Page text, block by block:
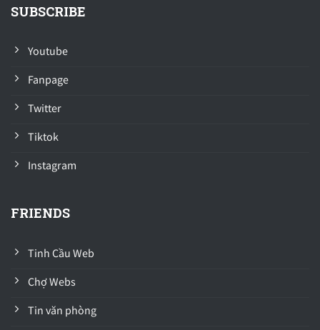
SUBSCRIBE
Youtube
Fanpage
Twitter
Tiktok
Instagram
FRIENDS
Tinh Cầu Web
Chợ Webs
Tin văn phòng